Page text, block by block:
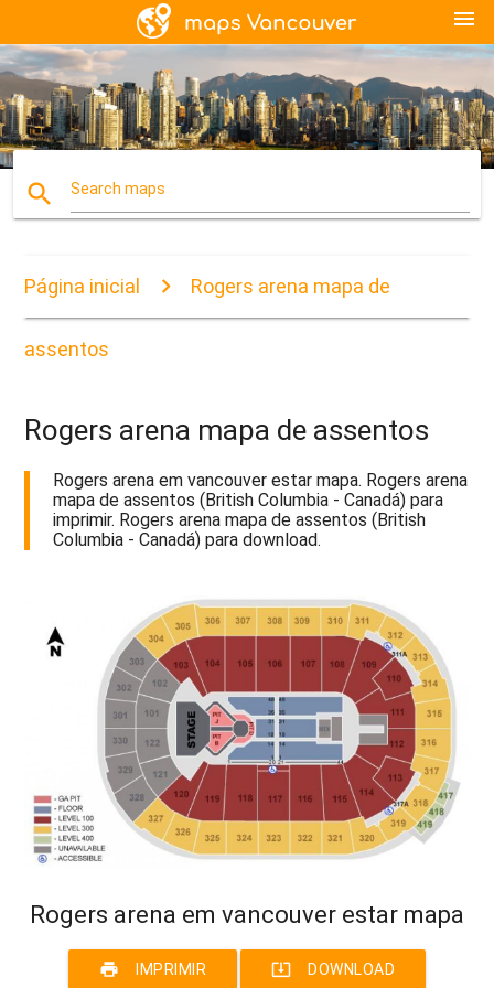
menu
search Search maps
Página inicial Rogers arena mapa de
assentos
Rogers arena mapa de assentos
Rogers arena em vancouver estar mapa. Rogers arena
mapa de assentos (British Columbia - Canadá) para
imprimir. Rogers arena mapa de assentos (British
Columbia - Canadá) para download.
Rogers arena em vancouver estar mapa
print IMPRIMIR system_update_alt DOWNLOAD